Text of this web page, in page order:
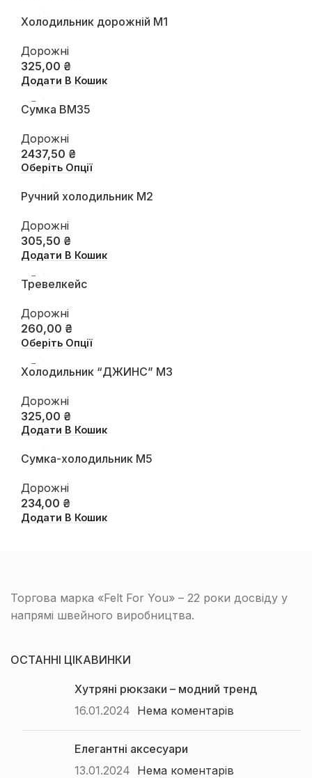
Холодильник дорожній М1
Дорожні
325,00 ₴
Додати В Кошик
Сумка ВM35
Дорожні
2437,50 ₴
Оберіть Опції
Ручний холодильник М2
Дорожні
305,50 ₴
Додати В Кошик
Тревелкейс
Дорожні
260,00 ₴
Оберіть Опції
Холодильник “ДЖИНС” М3
Дорожні
325,00 ₴
Додати В Кошик
Сумка-холодильник М5
Дорожні
234,00 ₴
Додати В Кошик
Торгова марка «Felt For You» – 22 роки досвіду у
напрямі швейного виробництва.
ОСТАННІ ЦІКАВИНКИ
Хутряні рюкзаки – модний тренд
16.01.2024 Нема коментарів
Елегантні аксесуари
13.01.2024 Нема коментарів